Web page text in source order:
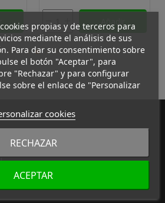
propias y de terceros para
mediante el análisis de sus
Para dar su consentimiento sobre
el botón "Aceptar", para
"Rechazar" y para configurar
sobre el enlace de "Personalizar
cookies
RECHAZAR
ACEPTAR